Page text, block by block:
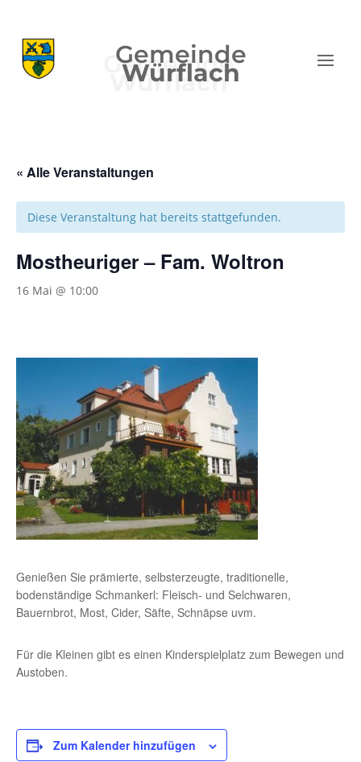
Gemeinde
Würflach
« Alle Veranstaltungen
Diese Veranstaltung hat bereits stattgefunden.
Mostheuriger – Fam. Woltron
16 Mai @ 10:00
Genießen Sie prämierte, selbsterzeugte, traditionelle,
bodenständige Schmankerl: Fleisch- und Selchwaren,
Bauernbrot, Most, Cider, Säfte, Schnäpse uvm.
Für die Kleinen gibt es einen Kinderspielplatz zum Bewegen und
Austoben.
Zum Kalender hinzufügen